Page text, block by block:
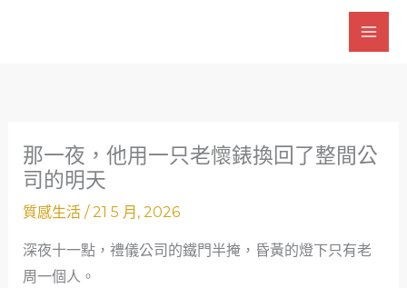
那一夜，他用一只老懷錶換回了整間公
司的明天
質感生活/21 5 月, 2026
深夜十一點，禮儀公司的鐵門半掩，昏黃的燈下只有老
周一個人。